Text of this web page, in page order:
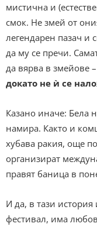
мистична и
смок. Не змей от
легендарен пазач и
да му се пречи.
да вярва в змейове
докато не ѝ се
Казано иначе: Бела
намира. Както и
хубава ракия, още
организират
правят баница в
И да, в тази
фестивал, има